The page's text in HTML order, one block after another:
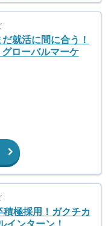
就活に間に合う！
ローバルマーケ
積極採用！ガクチカ